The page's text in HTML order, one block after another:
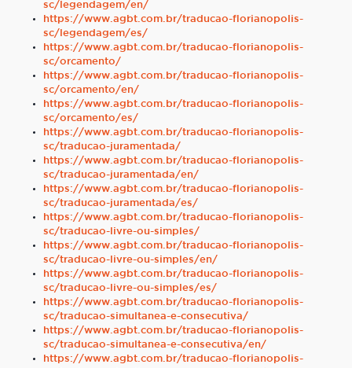
sc/legendagem/en/
https://www.agbt.com.br/traducao-florianopolis-
sc/legendagem/es/
https://www.agbt.com.br/traducao-florianopolis-
sc/orcamento/
https://www.agbt.com.br/traducao-florianopolis-
sc/orcamento/en/
https://www.agbt.com.br/traducao-florianopolis-
sc/orcamento/es/
https://www.agbt.com.br/traducao-florianopolis-
sc/traducao-juramentada/
https://www.agbt.com.br/traducao-florianopolis-
sc/traducao-juramentada/en/
https://www.agbt.com.br/traducao-florianopolis-
sc/traducao-juramentada/es/
https://www.agbt.com.br/traducao-florianopolis-
sc/traducao-livre-ou-simples/
https://www.agbt.com.br/traducao-florianopolis-
sc/traducao-livre-ou-simples/en/
https://www.agbt.com.br/traducao-florianopolis-
sc/traducao-livre-ou-simples/es/
https://www.agbt.com.br/traducao-florianopolis-
sc/traducao-simultanea-e-consecutiva/
https://www.agbt.com.br/traducao-florianopolis-
sc/traducao-simultanea-e-consecutiva/en/
https://www.agbt.com.br/traducao-florianopolis-